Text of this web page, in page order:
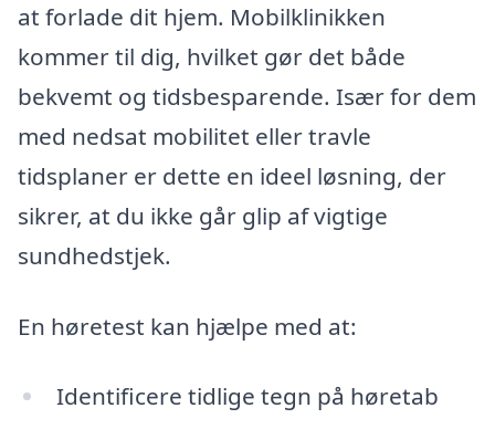
at forlade dit hjem. Mobilklinikken
kommer til dig, hvilket gør det både
bekvemt og tidsbesparende. Især for dem
med nedsat mobilitet eller travle
tidsplaner er dette en ideel løsning, der
sikrer, at du ikke går glip af vigtige
sundhedstjek.
En høretest kan hjælpe med at:
Identificere tidlige tegn på høretab